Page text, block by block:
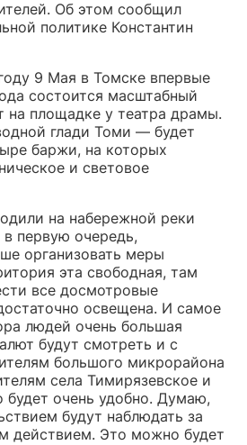
Об этом сообщил
политике Константин
9 Мая в Томске впервые
состоится масштабный
на площадке у театра драмы.
глади Томи — будет
баржи, на которых
и световое
на набережной реки
первую очередь,
организовать меры
эта свободная, там
все досмотровые
освещена. И самое
людей очень большая
будут смотреть и с
большого микрорайона
села Тимирязевское и
будет очень удобно. Думаю,
будут наблюдать за
действием. Это можно будет